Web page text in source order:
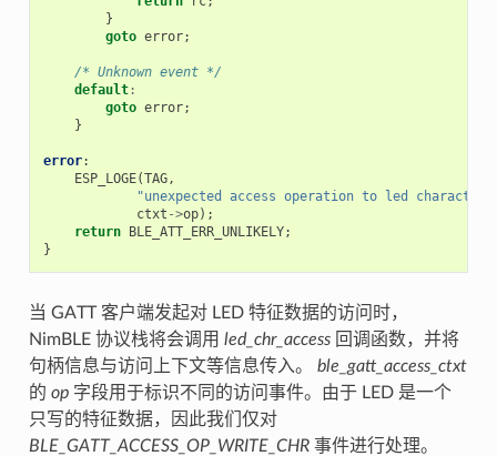
}
goto error;
/* Unknown event */
default:
goto error;
}
error:
ESP_LOGE(TAG,
"unexpected access operation to led
ctxt ->op);
return BLE_ATT_ERR_UNLIKELY;
}
当 GATT 客户端发起对 LED 特征数据的访问时，
NimBLE 协议栈将会调用 led_chr_access回调函数，并将
句柄信息与访问上下文等信息传入。 ble_gatt_access_ctxt
的 op字段用于标识不同的访问事件。由于 LED 是一个
只写的特征数据，因此我们仅对
BLE_GATT_ACCESS_OP_WRITE_CHR事件进行处理。